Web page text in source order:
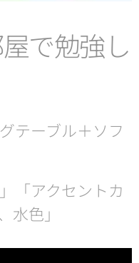
で勉強し
テーブル＋ソフ
「アクセントカ
水色」